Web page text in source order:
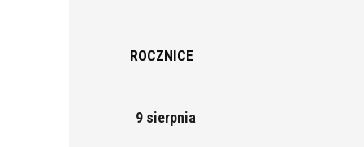
ROCZNICE
9 sierpnia